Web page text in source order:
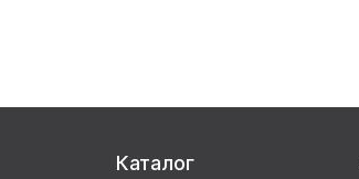
Каталог